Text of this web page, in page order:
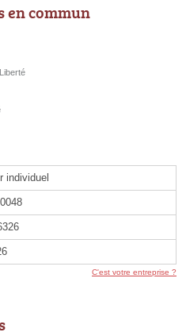
en commun
individuel
C'est votre entreprise ?